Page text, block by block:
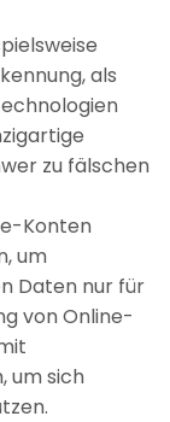
als
zu fälschen
Konten
um
Daten nur für
von Online-
um sich